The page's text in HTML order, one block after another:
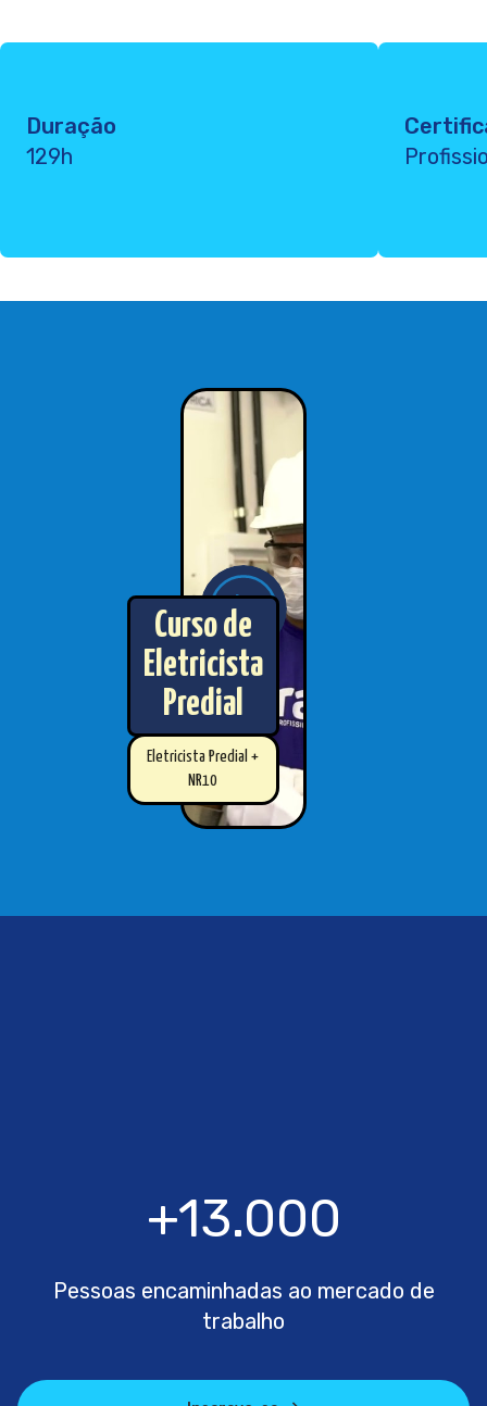
Duração
129h
Curso de
Eletricista
Predial
Eletricista Predial +
NR10
+13.000
Pessoas encaminhadas ao mercado de
trabalho